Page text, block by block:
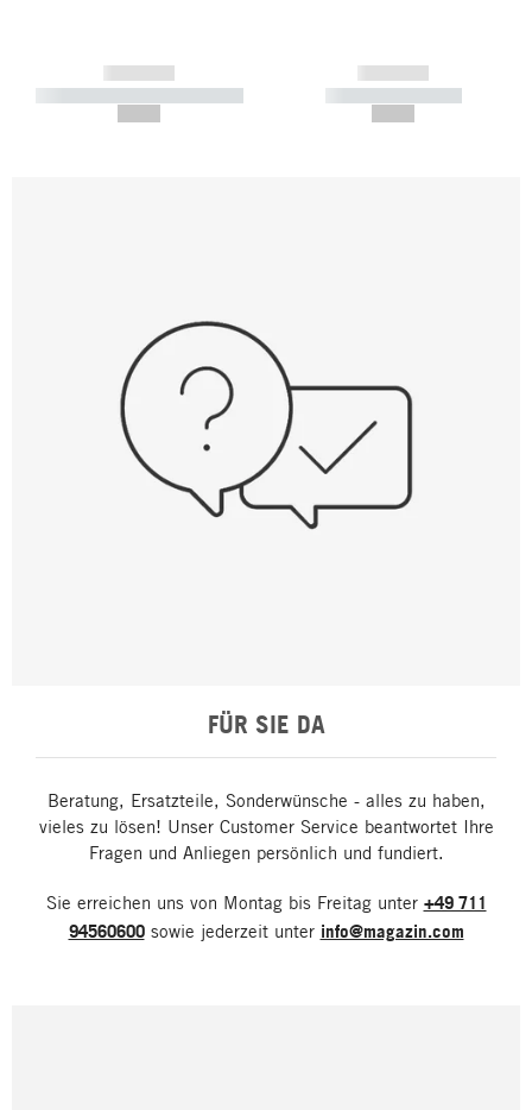
------------
----------- ----------- -----------
------------
----------- -----------
FÜR SIE DA
Beratung, Ersatzteile, Sonderwünsche - alles zu haben,
vieles zu lösen! Unser Customer Service beantwortet Ihre
Fragen und Anliegen persönlich und fundiert.
Sie erreichen uns von Montag bis Freitag unter +49 711
94560600sowie jederzeit unter info@magazin.com